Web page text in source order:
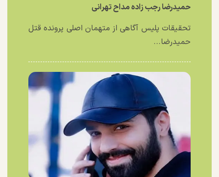
حمیدرضا رجب زاده مداح تهرانی
تحقیقات پلیس آگاهی از متهمان اصلی پرونده قتل
حمیدرضا...